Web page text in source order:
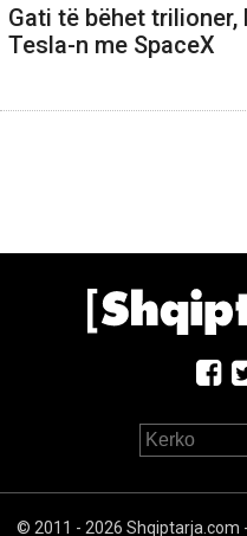
Gati të bëhet
Tesla-n me SpaceX
© 2011 - 2026 Shqiptarja.com